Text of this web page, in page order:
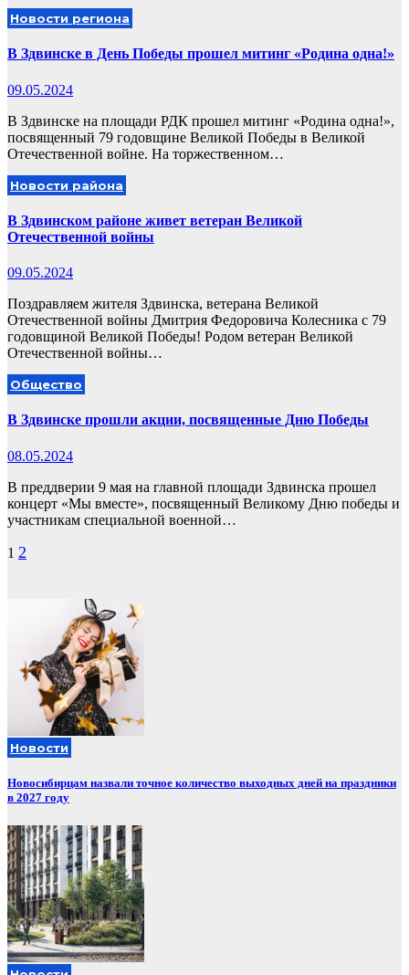
Новости региона
В Здвинске в День Победы прошел митинг «Родина одна!»
09.05.2024
В Здвинске на площади РДК прошел митинг «Родина одна!»,
посвященный 79 годовщине Великой Победы в Великой
Отечественной войне. На торжественном…
Новости района
В Здвинском районе живет ветеран Великой
Отечественной войны
09.05.2024
Поздравляем жителя Здвинска, ветерана Великой
Отечественной войны Дмитрия Федоровича Колесника с 79
годовщиной Великой Победы! Родом ветеран Великой
Отечественной войны…
Общество
В Здвинске прошли акции, посвященные Дню Победы
08.05.2024
В преддверии 9 мая на главной площади Здвинска прошел
концерт «Мы вместе», посвященный Великому Дню победы и
участникам специальной военной…
Пагинация
1 2
Новости
Новосибирцам назвали точное количество выходных дней на праздники
в 2027 году